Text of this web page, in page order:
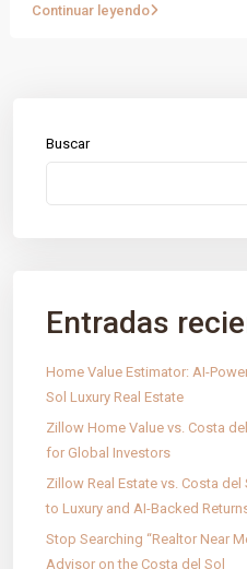
Continuar leyendo
Buscar
Entradas
Home Value Estimator: AI-
Sol Luxury Real Estate
Zillow Home Value vs. Costa
for Global Investors
Zillow Real Estate vs. Costa del
to Luxury and AI-Backed
Stop Searching “Realtor Near
Advisor on the Costa del Sol
IntRec Homesconecta el
emprendimiento.
propiedades y startups,
transacción.